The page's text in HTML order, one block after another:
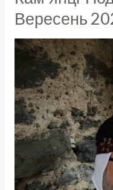
Вересень
у
Кам’янці-
Подільському,
Вересень